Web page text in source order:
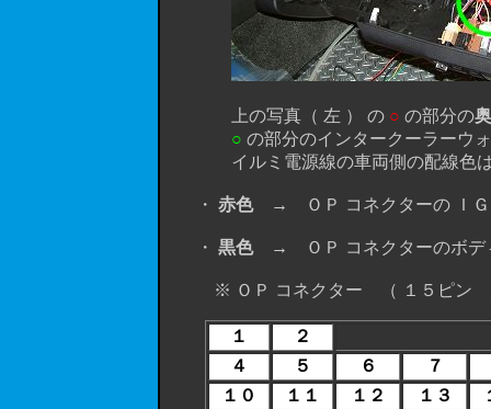
上の写真（ 左 ） の ○ の部分の
○ の部分のインタークーラーウ
イルミ電源線の車両側の配線色は
・ 赤色→ ＯＰ コネクターの ＩＧ
・ 黒色→ ＯＰ コネクターのボデ
※ ＯＰ コネクター （ １５ピン ／
１
２
４
５ ６
７
１０
１１ １２ １３